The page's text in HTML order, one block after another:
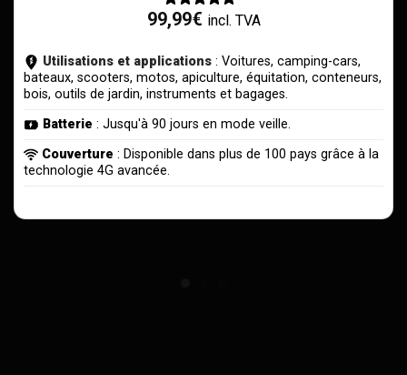
99,99€ incl. TVA
Utilisations et applications : Voitures, camping-cars,
bateaux, scooters, motos, apiculture, équitation, conteneurs,
bois, outils de jardin, instruments et bagages.
Batterie : Jusqu'à 90 jours en mode veille.
Couverture : Disponible dans plus de 100 pays grâce à la
technologie 4G avancée.